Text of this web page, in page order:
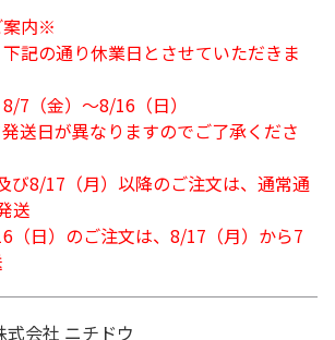
案内※
記の通り休業日とさせていただきま
7（金）～8/16（日）
送日が異なりますのでご了承くださ
び8/17（月）以降のご注文は、通常通
送
（日）のご注文は、8/17（月）から7
式会社 ニチドウ